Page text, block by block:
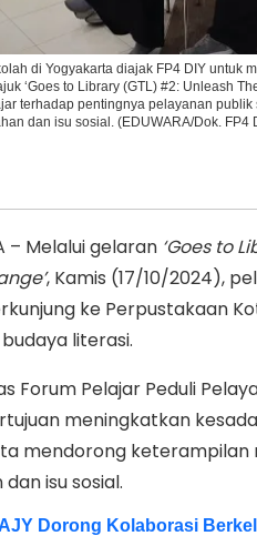
di Yogyakarta diajak FP4 DIY untuk
‘Goes to Library (GTL) #2: Unleash
terhadap pentingnya pelayanan
dan isu sosial. (EDUWARA/Dok. FP4
– Melalui gelaran ‘Goes to
, Kamis (17/10/2024),
ke Perpustakaan
literasi.
Forum Pelajar Peduli
meningkatkan
mendorong keterampilan
isu sosial.
Dorong Kolaborasi